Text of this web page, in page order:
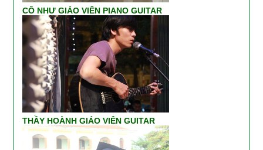
CÔ NHƯ GIÁO VIÊN PIANO GUITAR
THẦY HOÀNH GIÁO VIÊN GUITAR